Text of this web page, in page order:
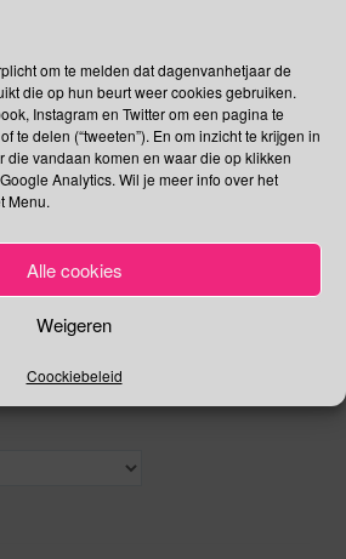
om te melden dat dagenvanhetjaar de
die op hun beurt weer cookies gebruiken.
Instagram en Twitter om een pagina te
te delen (“tweeten”). En om inzicht te krijgen in
die vandaan komen en waar die op klikken
Analytics. Wil je meer info over het
Menu.
Alle cookies
Weigeren
Coockiebeleid
op
en deze inhoud in te